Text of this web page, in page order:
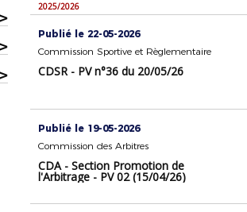
2025/2026
Publié le 22-05-2026
Commission Sportive et Règlementaire
CDSR - PV n°36 du 20/05/26
Publié le 19-05-2026
Commission des Arbitres
CDA - Section Promotion de
l'Arbitrage - PV 02 (15/04/26)